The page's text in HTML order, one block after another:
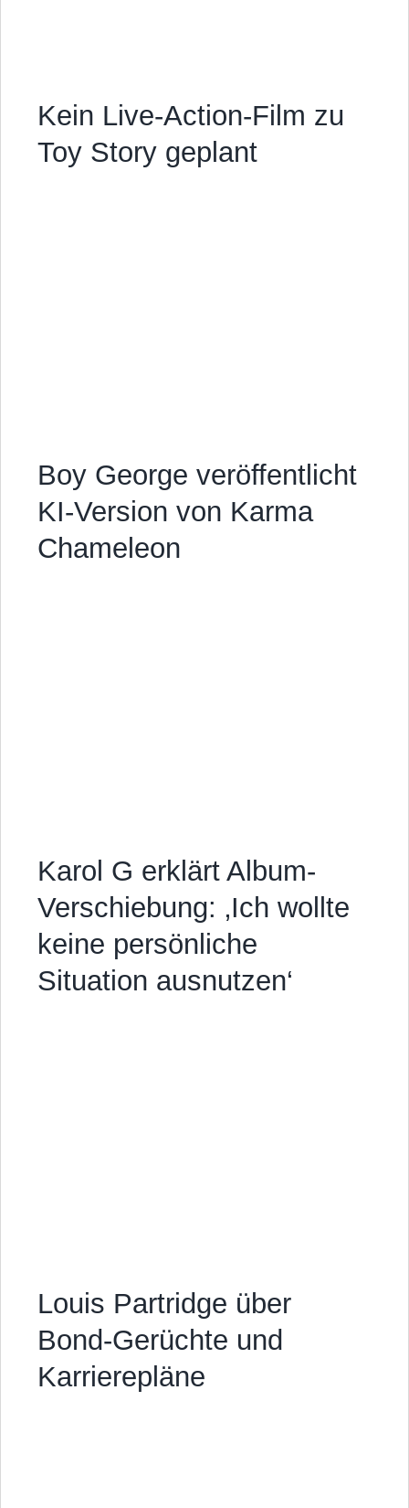
Kein Live-Action-Film zu
Toy Story geplant
Boy George veröffentlicht
KI-Version von Karma
Chameleon
Karol G erklärt Album-
Verschiebung: ‚Ich wollte
keine persönliche
Situation ausnutzen‘
Louis Partridge über
Bond-Gerüchte und
Karrierepläne